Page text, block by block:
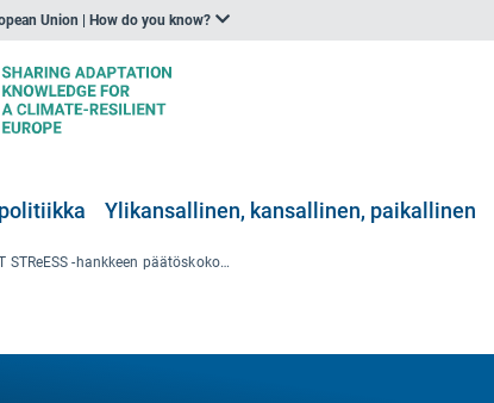
Union | How do you know?
Ylikansallinen, kansallinen, paikallinen
COST STReESS -hankkeen päätöskokous